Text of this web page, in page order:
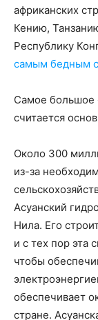
африканских
Кению,
Республику
самым бедным
Самое большое
считается
Около 300
из-за
Асуанский
Нила. Его
и с тех пор эта
чтобы
обеспечивает
стране.